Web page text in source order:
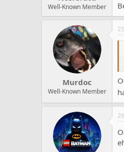
Well-Known Member
Murdoc
Well-Known Member